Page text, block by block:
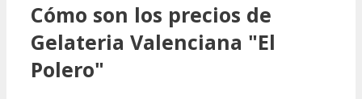
Cómo son los precios de
Gelateria Valenciana "El
Polero"